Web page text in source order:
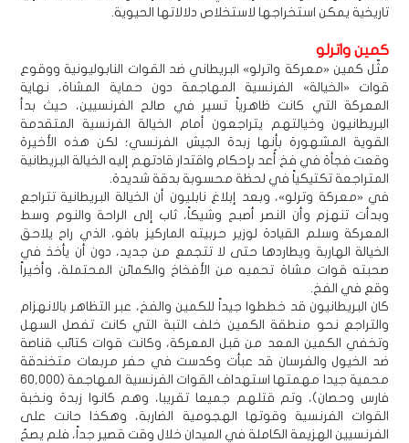
تاريخية يمكن استخراجها لاستخلاص دلالاتها الحيوية.
كمين واترلو
مثّل كمين «معركة واترلو» البريطاني ضد القوات النابوليونية ووقوع
قوات «الخيالة» الفرنسية المهاجمة دون حماية المشاة، نهاية
المعركة التي كانت ظاهرياً تسير في صالح الفرنسيين، حيث بدأ
البريطانيون وخيالتهم يتراجعون أمام الخيالة الفرنسية المتقدمة
القوية المشهورة بأنها زبدة الجيش الفرنسي؛ لكن هذه الأخيرة
وقعت فجأة في فخ أُعد بإحكام واقتدار قادتهم إليه الخيالة البريطانية
المتراجعة تكتيكياً في لحظة محسوبة بدقة شديدة.
في «معركة وترلو»، وبعد إبلاغ نابليون أن الخيالة البريطانية تتراجع
وبدأت تنهزم وأن النصر أصبح وشيكاً، ثاب إلى الراحة والنوم وسط
المعركة وسلم القيادة لوزير حربيته الماركيز بافو، الذي راح يلاحق
الخيالة الهاربة ويطاردها حتى لا تتجمع من جديد، دون أن يأخذ في
صحبته قوات مشاة تحميه من الأفخاخ والكمائن المحتملة، وأخيراً
وقع في الفخ.
كان البريطانيون قد خططوا جيداً للكمين والفخ، عبر التظاهر بالانهزام
والتراجع نحو منطقة الكمين خلف التبة التي كانت تفصل السهل
وتخفي الكمين المعد من قبل المعركة، وكانت قوات كتائب قناصة
ضد الخيول والفرسان قد عبأت وكدست في حفر مربعات متخندقة
محمية جيدا مهمتها استهداف القوات الفرنسية المهاجمة (60,000
فارس وحصان)، وتم قتلهم جميعا تقريبا، وهم كانوا زبدة ونخبة
القوات الفرنسية وقوتها الهجومية الضاربة، وهكذا حانت على
الفرنسيين الهزيمة الكاملة في الميدان خلال وقت قصير جداً، فلم يصحُ